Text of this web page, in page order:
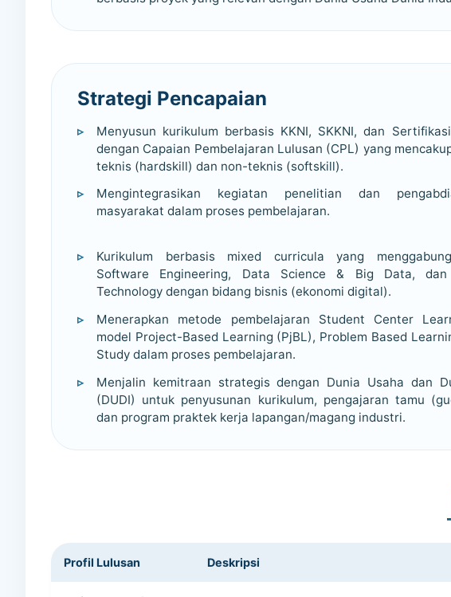
Strategi Pencapaian
Menyusun kurikulum berbasis KKNI, SKKNI, dan
dengan Capaian Pembelajaran Lulusan (CPL) yang
teknis (hardskill) dan non-teknis (softskill).
Mengintegrasikan kegiatan penelitian dan
masyarakat dalam proses pembelajaran.
Kurikulum berbasis mixed curricula yang
Software Engineering, Data Science & Big Data, dan
Technology dengan bidang bisnis (ekonomi digital).
Menerapkan metode pembelajaran Student Center
model Project-Based Learning (PjBL), Problem Based
Study dalam proses pembelajaran.
Menjalin kemitraan strategis dengan Dunia Usaha dan
(DUDI) untuk penyusunan kurikulum, pengajaran tamu
dan program praktek kerja lapangan/magang industri.
Profil Lulusan Deskripsi